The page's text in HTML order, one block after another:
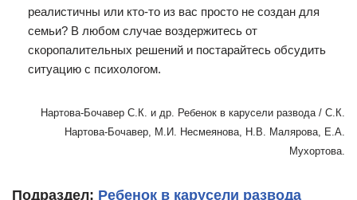
реалистичны или кто-то из вас просто не создан для
семьи? В любом случае воздержитесь от
скоропалительных решений и постарайтесь обсудить
ситуацию с психологом.
Нартова-Бочавер С.К. и др. Ребенок в карусели развода / С.К.
Нартова-Бочавер, М.И. Несмеянова, Н.В. Малярова, Е.А.
Мухортова.
Подраздел: Ребенок в карусели развода